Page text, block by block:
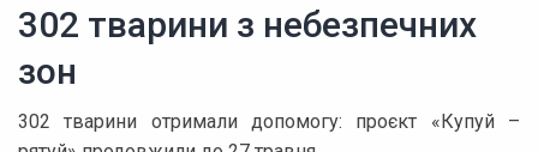
302 тварини з небезпечних
зон
302 тварини отримали допомогу: проєкт «Купуй –